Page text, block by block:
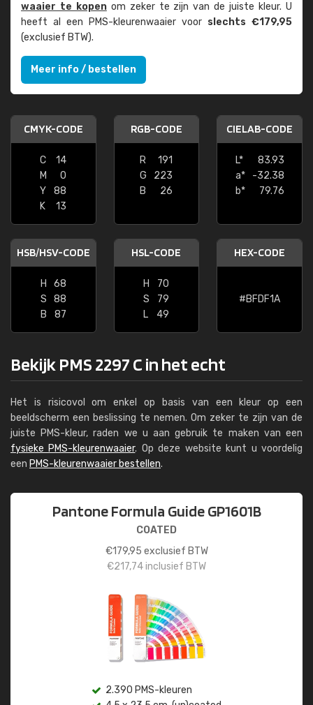
waaier te kopenom zeker te zijn van de juiste kleur. U
heeft al een PMS-kleuren­waaier voor slechts €179,95
(exclusief BTW).
Meer info / bestellen
CMYK-CODE
C
14
M
0
Y
88
K
13
RGB-CODE
R
191
G
223
B
26
CIELAB-CODE
L*
83.93
a*
-32.38
b*
79.76
HSB/HSV-CODE
H
68
S
88
B
87
HSL-CODE
H
70
S
79
L
49
HEX-CODE
#BFDF1A
Bekijk PMS 2297 C in het echt
Het is risicovol om enkel op basis van een kleur op een
beeldscherm een beslissing te nemen. Om zeker te zijn van de
juiste PMS-kleur, raden we u aan gebruik te maken van een
fysieke PMS-kleurenwaaier. Op deze website kunt u voordelig
een PMS-kleurenwaaier bestellen.
Pantone Formula Guide GP1601B
COATED
€179,95 exclusief BTW
€217,74inclusief BTW
2.390 PMS-kleuren